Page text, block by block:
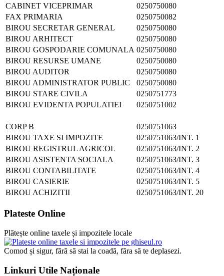
CABINET VICEPRIMAR
0250750080
FAX PRIMARIA
0250750082
BIROU SECRETAR GENERAL
0250750080
BIROU ARHITECT
0250750080
BIROU GOSPODARIE COMUNALA 0250750080
BIROU RESURSE UMANE
0250750080
BIROU AUDITOR
0250750080
BIROU ADMINISTRATOR PUBLIC
0250750080
BIROU STARE CIVILA
0250751773
BIROU EVIDENTA POPULATIEI
0250751002
CORP B
0250751063
BIROU TAXE SI IMPOZITE
0250751063/INT. 1
BIROU REGISTRUL AGRICOL
0250751063/INT. 2
BIROU ASISTENTA SOCIALA
0250751063/INT. 3
BIROU CONTABILITATE
0250751063/INT. 4
BIROU CASIERIE
0250751063/INT. 5
BIROU ACHIZITII
0250751063/INT. 20
Plateste Online
Plătește online taxele și impozitele locale
Comod și sigur, fără să stai la coadă, făra să te deplasezi.
Linkuri Utile Naționale